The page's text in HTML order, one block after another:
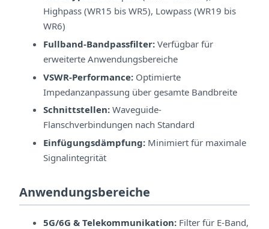
Highpass (WR15 bis WR5), Lowpass (WR19 bis
WR6)
Fullband-Bandpassfilter: Verfügbar für
erweiterte Anwendungsbereiche
VSWR-Performance: Optimierte
Impedanzanpassung über gesamte Bandbreite
Schnittstellen: Waveguide-
Flanschverbindungen nach Standard
Einfügungsdämpfung: Minimiert für maximale
Signalintegrität
Anwendungsbereiche
5G/6G & Telekommunikation: Filter für E-Band,